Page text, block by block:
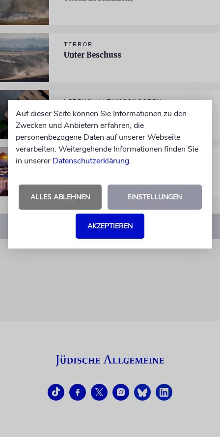
TERROR
Unter Beschuss
LEBENSHALTUNGSKOSTEN
Für eine Handvoll Schekel
WELTRELIGIONEN
3 4
Auf dieser Seite können Sie Informationen zu den
Zwecken und Anbietern erfahren, die
personenbezogene Daten auf unserer Webseite
verarbeiten. Weitergehende Informationen finden Sie
in unserer Datenschutzerklärung.
ALLES ABLEHNEN EINSTELLUNGEN
AKZEPTIEREN